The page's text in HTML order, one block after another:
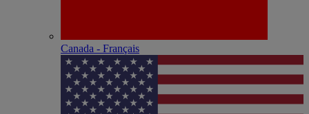
Canada - Français